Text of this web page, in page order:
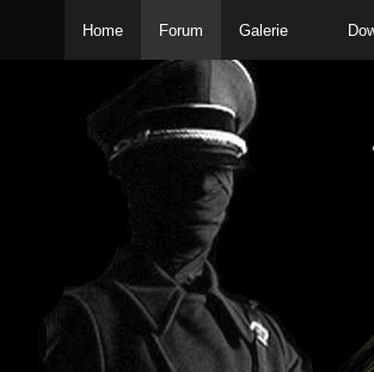
Home Forum Galerie